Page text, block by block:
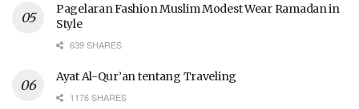
Pagelaran Fashion Muslim Modest Wear Ramadan in
Style
639 SHARES
Ayat Al-Qur’an tentang Traveling
1176 SHARES